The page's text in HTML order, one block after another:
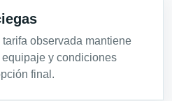
observada mantiene
y condiciones
final.